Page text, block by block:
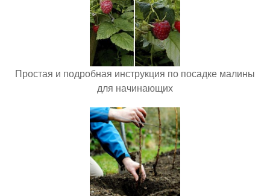
Простая и подробная инструкция по посадке малины
для начинающих